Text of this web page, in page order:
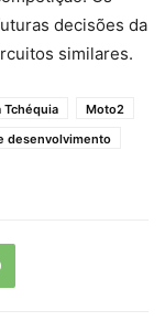
decisões da
similares.
Tchéquia
Moto2
desenvolvimento